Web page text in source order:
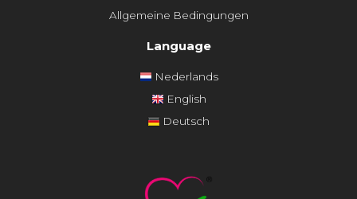
Allgemeine Bedingungen
Language
Nederlands
English
Deutsch